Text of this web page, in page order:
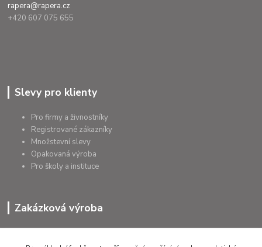
rapera@rapera.cz
+420 607 075 655
Slevy pro klienty
Pro firmy a živnostníky
Registrované zákazníky
Množstevní slevy
Opakovaná výroba
Pro školy a instituce
Zakázková výroba